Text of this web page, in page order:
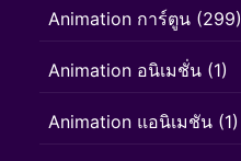
Animation การ์ตูน (299)
Animation อนิเมชั่น (1)
Animation แอนิเมชัน (1)